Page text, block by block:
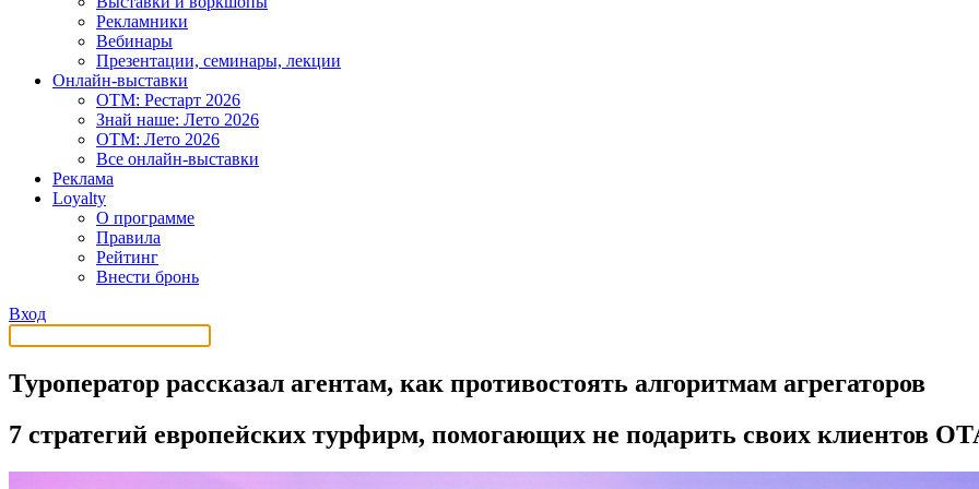
Рекламники
Вебинары
Презентации, семинары, лекции
Онлайн-выставки
OTM: Рестарт 2026
Знай наше: Лето 2026
OTM: Лето 2026
Все онлайн-выставки
Реклама
Loyalty
О программе
Правила
Рейтинг
Внести бронь
Вход
Туроператор рассказал агентам, как противостоять алгоритмам агрегаторов
7 стратегий европейских турфирм, помогающих не подарить своих клиентов